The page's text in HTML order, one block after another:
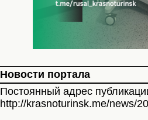
Новости портала
Постоянный адрес
http://krasnoturinsk.me/news/